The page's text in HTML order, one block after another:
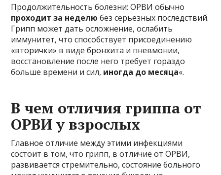
Продолжительность болезни: ОРВИ обычно
проходит за неделю без серьезных последствий.
Грипп может дать осложнение, ослабить
иммунитет, что способствует присоединению
«вторички» в виде бронхита и пневмонии,
восстановление после него требует гораздо
больше времени и сил, иногда до месяца«.
В чем отличия гриппа от
ОРВИ у взрослых
Главное отличие между этими инфекциями
состоит в том, что грипп, в отличие от ОРВИ,
развивается стремительно, состояние больного